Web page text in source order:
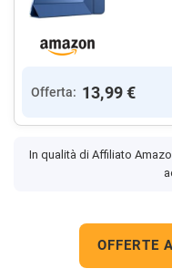
Offerta: 13,99 €
In qualità di Affiliato
OFFERTE